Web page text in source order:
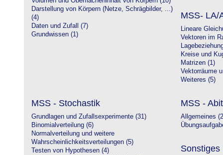
Darstellung von Körpern (Netze, Schrägbilder, ...)
(4)
Daten und Zufall (7)
Grundwissen (1)
MSS- LA/
Lineare
Vektoren im
Kreise und
Matrizen (1)
Vektorräume
Weiteres (5)
MSS - Stochastik
Grundlagen und Zufallsexperimente (31)
Binomialverteilung (6)
Normalverteilung und weitere
Wahrscheinlichkeitsverteilungen (5)
Testen von Hypothesen (4)
MSS -
Allgemeines
Sonstiges